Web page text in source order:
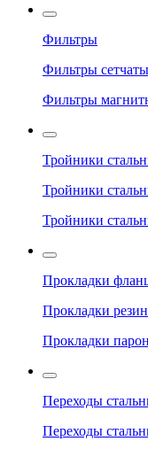
Фильтры
Фильтры
Фильтры
Тройники
Тройники
Тройники
Прокладки
Прокладки
Прокладки
Переходы
Переходы